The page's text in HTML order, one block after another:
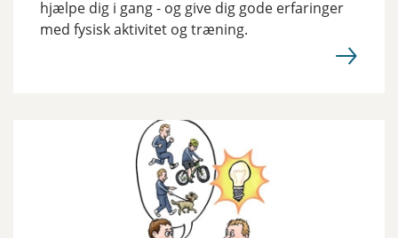
hjælpe dig i gang - og give dig gode erfaringer
med fysisk aktivitet og træning.